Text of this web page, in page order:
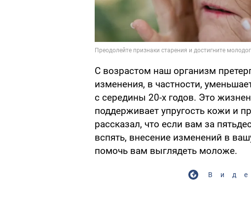
С возрастом наш организм
изменения, в частности,
с середины 20-х годов. Это
поддерживает упругость кожи и
рассказал, что если вам за
вспять, внесение изменений в
помочь вам выглядеть моложе.